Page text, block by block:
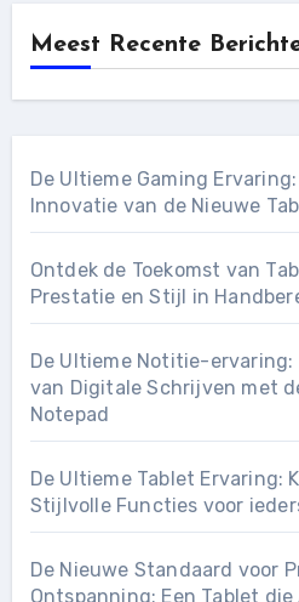
Meest Recente
De Ultieme Gaming
Innovatie van de Nieuwe
Ontdek de Toekomst van
Prestatie en Stijl in
De Ultieme Notitie-ervaring:
van Digitale Schrijven met
Notepad
De Ultieme Tablet Ervaring:
Stijlvolle Functies voor
De Nieuwe Standaard voor
Ontspanning: Een Tablet die